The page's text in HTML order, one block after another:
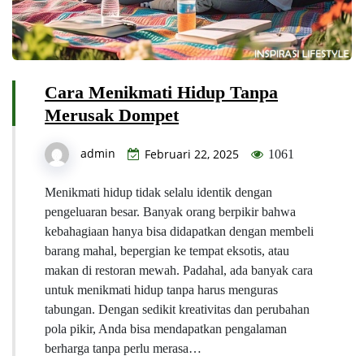
Cara Menikmati Hidup Tanpa
Merusak Dompet
admin Februari 22, 2025 1061
Menikmati hidup tidak selalu identik dengan
pengeluaran besar. Banyak orang berpikir bahwa
kebahagiaan hanya bisa didapatkan dengan membeli
barang mahal, bepergian ke tempat eksotis, atau
makan di restoran mewah. Padahal, ada banyak cara
untuk menikmati hidup tanpa harus menguras
tabungan. Dengan sedikit kreativitas dan perubahan
pola pikir, Anda bisa mendapatkan pengalaman
berharga tanpa perlu merasa…